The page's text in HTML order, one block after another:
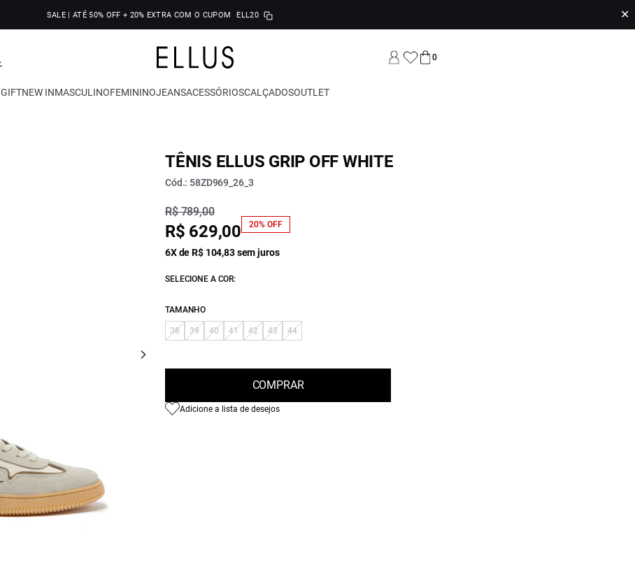
SALE | ATÉ 50% OFF + 20% EXTRA COM O CUPOM ELL20 ✕
0
GIFTNEW INMASCULINOFEMININOJEANSACESSÓRIOSCALÇADOSOUTLET
TÊNIS ELLUS GRIP OFF WHITE
Cód.: 58ZD969_26_3
R$ 789,00
R$ 629,00 20% OFF
6X de R$ 104,83 sem juros
SELECIONE A COR:
TAMANHO
38 39 40 41 42 43 44
COMPRAR
Adicione a lista de desejos